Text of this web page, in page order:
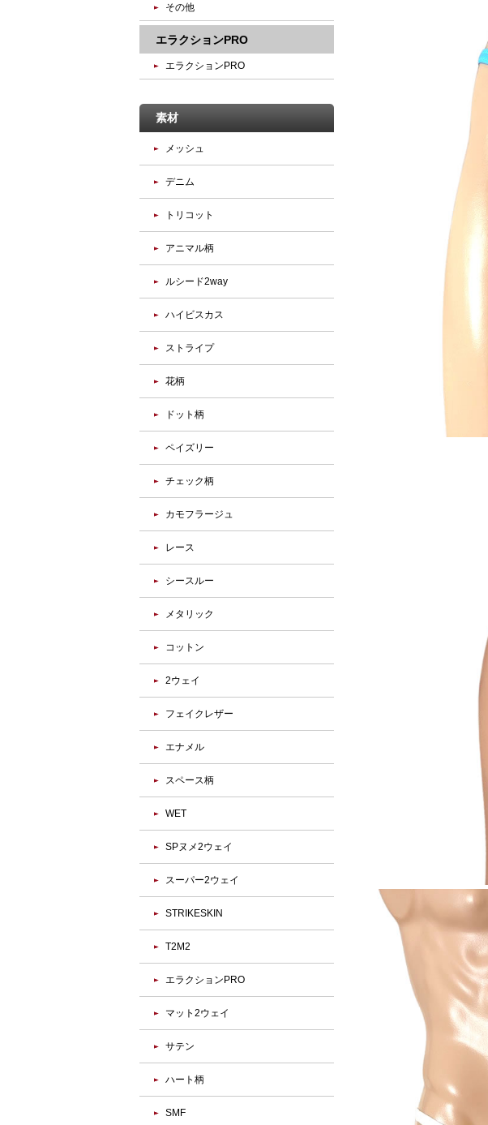
その他
エラクションPRO
エラクションPRO
素材
メッシュ
デニム
トリコット
アニマル柄
ルシード2way
ハイビスカス
ストライプ
花柄
ドット柄
ペイズリー
チェック柄
カモフラージュ
レース
シースルー
メタリック
コットン
2ウェイ
フェイクレザー
エナメル
スペース柄
WET
SPヌメ2ウェイ
スーパー2ウェイ
STRIKESKIN
T2M2
エラクションPRO
マット2ウェイ
サテン
ハート柄
SMF